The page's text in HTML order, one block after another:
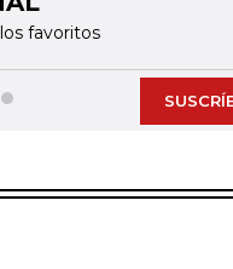
favoritos